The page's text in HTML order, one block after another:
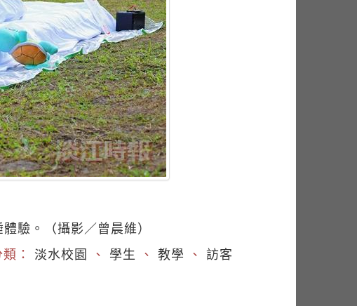
驗。（攝影／曾晨維）
： 淡水校園 、 學生 、 教學 、 訪客